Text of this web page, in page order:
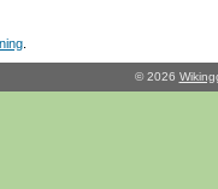
.
© 2026